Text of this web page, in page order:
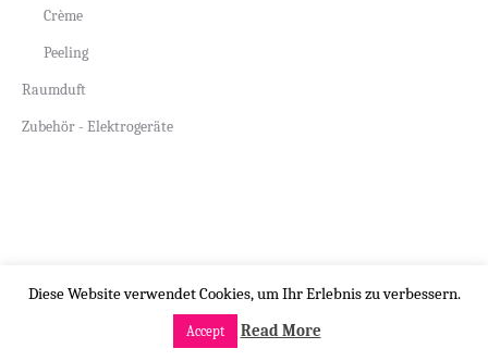
Crème
Peeling
Raumduft
Zubehör - Elektrogeräte
Menü öffnen
Diese Website verwendet Cookies, um Ihr Erlebnis zu verbessern.
Accept Read More